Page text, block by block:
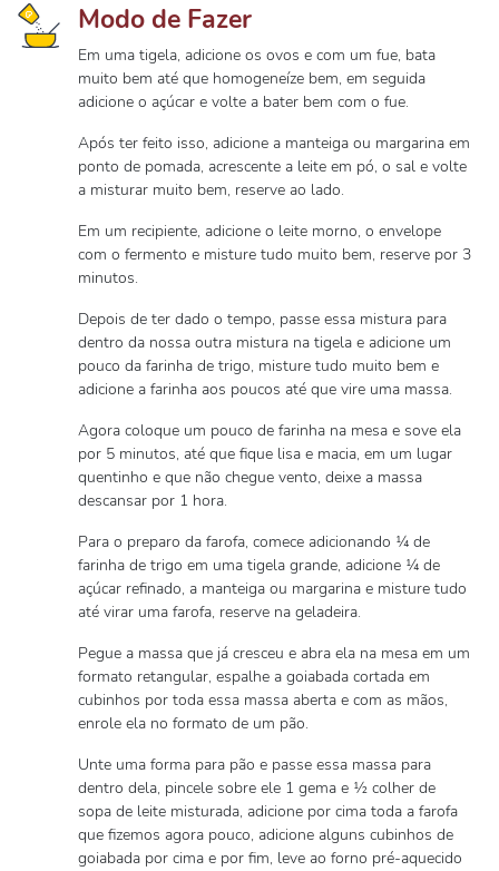
Modo de Fazer
Em uma tigela, adicione os ovos e com um fue, bata
muito bem até que homogeneíze bem, em seguida
adicione o açúcar e volte a bater bem com o fue.
Após ter feito isso, adicione a manteiga ou margarina em
ponto de pomada, acrescente a leite em pó, o sal e volte
a misturar muito bem, reserve ao lado.
Em um recipiente, adicione o leite morno, o envelope
com o fermento e misture tudo muito bem, reserve por 3
minutos.
Depois de ter dado o tempo, passe essa mistura para
dentro da nossa outra mistura na tigela e adicione um
pouco da farinha de trigo, misture tudo muito bem e
adicione a farinha aos poucos até que vire uma massa.
Agora coloque um pouco de farinha na mesa e sove ela
por 5 minutos, até que fique lisa e macia, em um lugar
quentinho e que não chegue vento, deixe a massa
descansar por 1 hora.
Para o preparo da farofa, comece adicionando ¼ de
farinha de trigo em uma tigela grande, adicione ¼ de
açúcar refinado, a manteiga ou margarina e misture tudo
até virar uma farofa, reserve na geladeira.
Pegue a massa que já cresceu e abra ela na mesa em um
formato retangular, espalhe a goiabada cortada em
cubinhos por toda essa massa aberta e com as mãos,
enrole ela no formato de um pão.
Unte uma forma para pão e passe essa massa para
dentro dela, pincele sobre ele 1 gema e ½ colher de
sopa de leite misturada, adicione por cima toda a farofa
que fizemos agora pouco, adicione alguns cubinhos de
goiabada por cima e por fim, leve ao forno pré-aquecido